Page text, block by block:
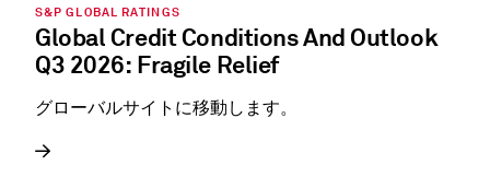
S&P GLOBAL RATINGS
Global Credit Conditions And Outlook
Q3 2026: Fragile Relief
グローバルサイトに移動します。